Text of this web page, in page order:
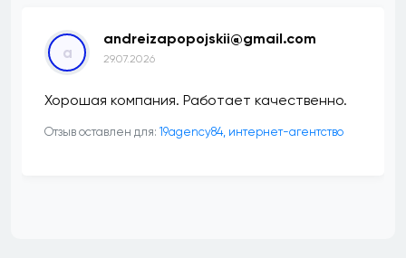
a
andreizapopojskii@gmail.com
29.07.2026
Хорошая компания. Работает качественно.
Отзыв оставлен для: 19agency84, интернет-агентство